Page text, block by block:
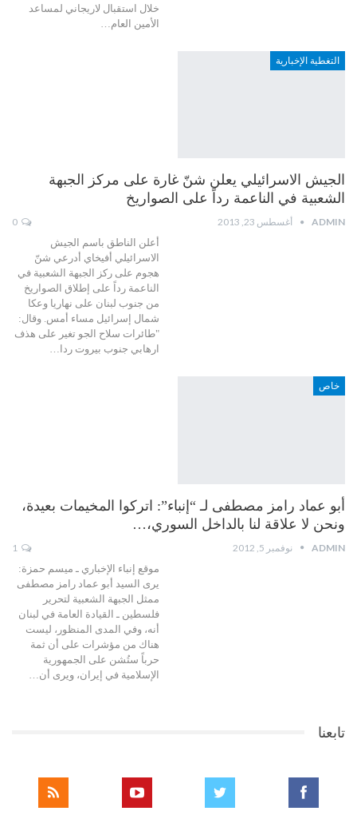
خلال استقبال لاريجاني لمساعد
الأمين العام…
التغطية الإخبارية
الجيش الاسرائيلي يعلن شنّ غارة على مركز الجبهة
الشعبية في الناعمة رداً على الصواريخ
ADMIN أغسطس 23, 2013
أعلن الناطق باسم الجيش
الاسرائيلي أفيخاي أدرعي شنّ
هجوم على ركز الجبهة الشعبية في
الناعمة رداً على إطلاق الصواريخ
من جنوب لبنان على نهاريا وعكا
شمال إسرائيل مساء أمس. وقال:
"طائرات سلاح الجو تغير على هذف
ارهابي جنوب بيروت ردا…
خاص
أبو عماد رامز مصطفى لـ “إنباء”: اتركوا المخيمات بعيدة،
ونحن لا علاقة لنا بالداخل السوري،…
ADMIN نوفمبر 5, 2012
موقع إنباء الإخباري ـ ميسم حمزة:
يرى السيد أبو عماد رامز مصطفى
ممثل الجبهة الشعبية لتحرير
فلسطين ـ القيادة العامة في لبنان
أنه، وفي المدى المنظور، ليست
هناك من مؤشرات على أن ثمة
حرباً ستُشن على الجمهورية
الإسلامية في إيران، ويرى أن…
تابعنا